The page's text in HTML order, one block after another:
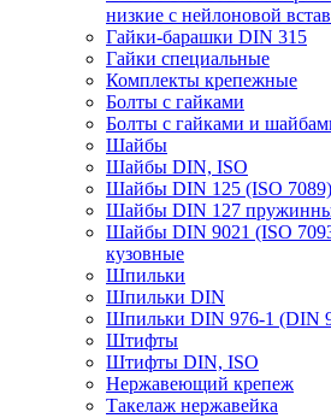
низкие с нейлоновой
Гайки-барашки DIN 315
Гайки специальные
Комплекты крепежные
Болты с гайками
Болты с гайками и
Шайбы
Шайбы DIN, ISO
Шайбы DIN 125 (ISO
Шайбы DIN 127
Шайбы DIN 9021 (ISO
кузовные
Шпильки
Шпильки DIN
Шпильки DIN 976-1 (DIN
Штифты
Штифты DIN, ISO
Нержавеющий крепеж
Такелаж нержавейка